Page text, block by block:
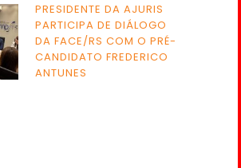
PRESIDENTE DA AJURIS
PARTICIPA DE DIÁLOGO
DA FACE/RS COM O PRÉ-
CANDIDATO FREDERICO
ANTUNES